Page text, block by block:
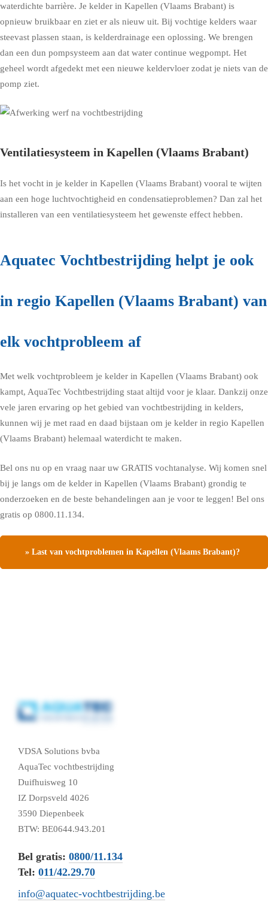
waterdichte barrière. Je kelder in Kapellen (Vlaams Brabant) is
opnieuw bruikbaar en ziet er als nieuw uit. Bij vochtige kelders waar
steevast plassen staan, is kelderdrainage een oplossing. We brengen
dan een dun pompsysteem aan dat water continue wegpompt. Het
geheel wordt afgedekt met een nieuwe keldervloer zodat je niets van de
pomp ziet.
Ventilatiesysteem in Kapellen (Vlaams Brabant)
Is het vocht in je kelder in Kapellen (Vlaams Brabant) vooral te wijten
aan een hoge luchtvochtigheid en condensatieproblemen? Dan zal het
installeren van een ventilatiesysteem het gewenste effect hebben.
Aquatec Vochtbestrijding helpt je ook
in regio Kapellen (Vlaams Brabant) van
elk vochtprobleem af
Met welk vochtprobleem je kelder in Kapellen (Vlaams Brabant) ook
kampt, AquaTec Vochtbestrijding staat altijd voor je klaar. Dankzij onze
vele jaren ervaring op het gebied van vochtbestrijding in kelders,
kunnen wij je met raad en daad bijstaan om je kelder in regio Kapellen
(Vlaams Brabant) helemaal waterdicht te maken.
Bel ons nu op en vraag naar uw GRATIS vochtanalyse. Wij komen snel
bij je langs om de kelder in Kapellen (Vlaams Brabant) grondig te
onderzoeken en de beste behandelingen aan je voor te leggen! Bel ons
gratis op 0800.11.134.
» Last van vochtproblemen in Kapellen (Vlaams Brabant)?
VDSA Solutions bvba
AquaTec vochtbestrijding
Duifhuisweg 10
IZ Dorpsveld 4026
3590 Diepenbeek
BTW: BE0644.943.201
Bel gratis: 0800/11.134
Tel: 011/42.29.70
info@aquatec-vochtbestrijding.be